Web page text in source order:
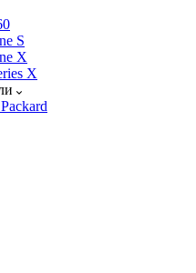
S
X
X